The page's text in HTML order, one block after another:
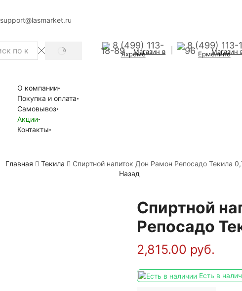
support@lasmarket.ru
SEARCH
8 (499) 113-
18-89 Магазин в
Яхроме
8 (499) 113-
96 Магазин
Ермолино
О компании
Покупка и оплата
Самовывоз
Акции
Контакты
Главная Текила
Спиртной напиток Дон Рамон Репосадо Текила
Назад
Спиртной
Репосадо
2,815.00 руб.
Есть в